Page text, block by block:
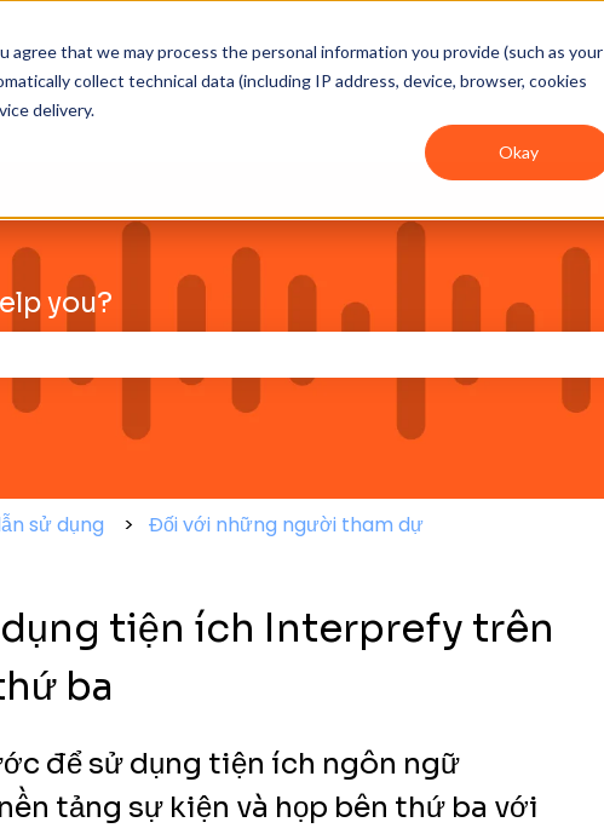
that we may process the personal information you provide (such as your
collect technical data (including IP address, device, browser, cookies
delivery.
Okay
you?
tìm kiếm bị trống.
sử dụng Đối với những người tham dự
tiện ích Interprefy trên
ba
để sử dụng tiện ích ngôn ngữ
tảng sự kiện và họp bên thứ ba với